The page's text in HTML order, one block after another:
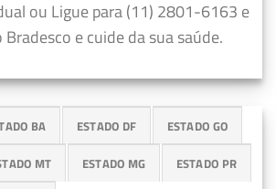
ou Ligue para (11) 2801-6163 e
e cuide da sua saúde.
BA ESTADO DF ESTADO GO
MT ESTADO MG ESTADO PR